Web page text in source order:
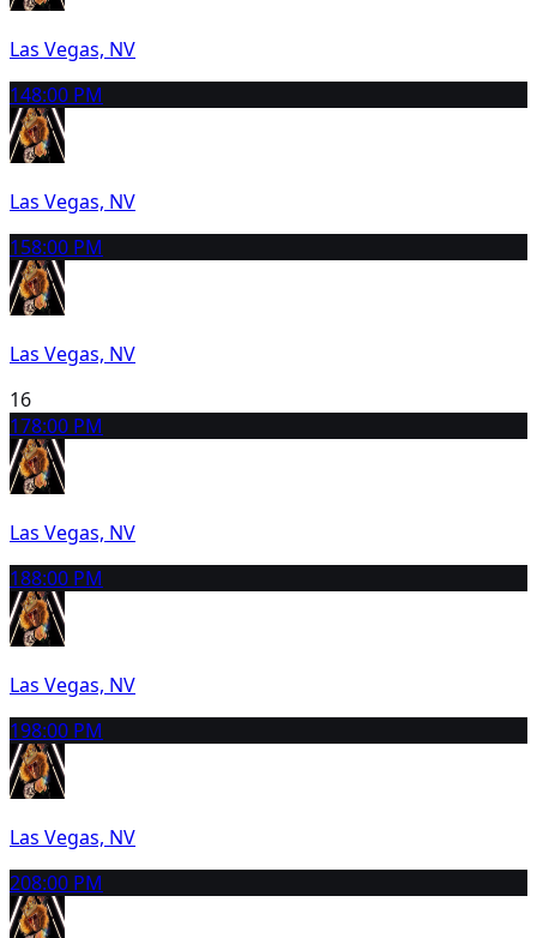
Las Vegas, NV
148:00 PM
Las Vegas, NV
158:00 PM
Las Vegas, NV
16
178:00 PM
Las Vegas, NV
188:00 PM
Las Vegas, NV
198:00 PM
Las Vegas, NV
208:00 PM